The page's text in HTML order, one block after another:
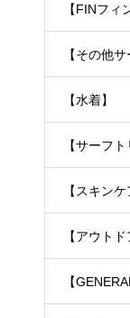
【FINフィ
【その他サ
【水着】
【サーフ
【スキン
【アウトド
【